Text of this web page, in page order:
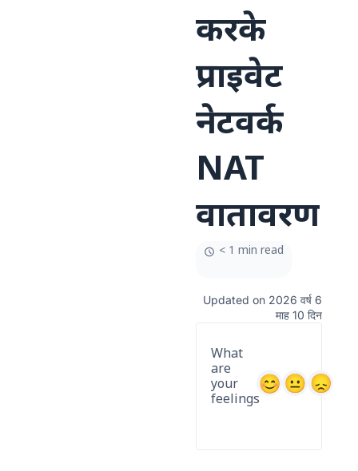
करके
प्राइवेट
नेटवर्क
NAT
वातावरण
< 1 min read
Updated on 2026 वर्ष 6
माह 10 दिन
What
are
your
feelings